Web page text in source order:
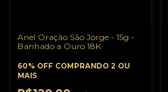
Anel Oração São Jorge - 15g -
Banhado a Ouro 18K
60% OFF COMPRANDO 2 OU
MAIS